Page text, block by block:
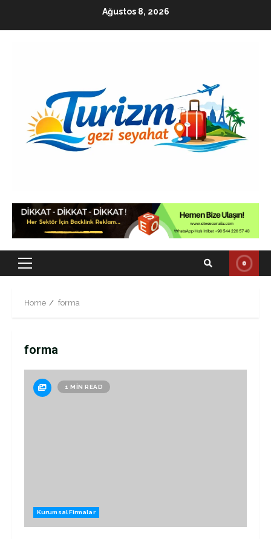
Ağustos 8, 2026
Primary
Home forma
forma
1 MIN READ
Kurumsal Firmalar